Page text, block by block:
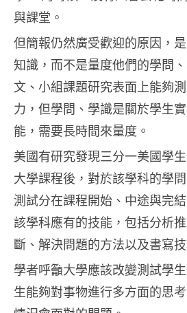
與課堂。
但簡報仍然廣受歡迎的原因，
知識，而不是量度他們的學問
文、小組課題研究表面上能夠
力，但學問、學識是關於學生
能，需要長時間來量度。
美國有研究發現三分一美國學
大學課程後，對於該學科的學
測試分在課程開始、中途與完
該學科應有的技能，包括分析
斷、解決問題的方法以及書寫技
學者呼籲大學應該改變測試學
生能夠對事物進行多方面的思